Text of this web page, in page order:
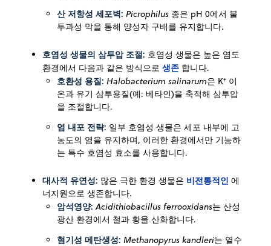
산 저항성 세포벽: Picrophilus 종은 pH 0에서 불
투과성 막을 통해 양성자 구배를 유지합니다.
호염성 생물의 삼투압 조절: 호염성 생물은 높은 염도
환경에서 다음과 같은 방식으로 생존 합니다.
호환성 용질: Halobacterium salinarum은 K⁺ 이
온과 유기 삼투용질(예: 베타인)을 축적해 삼투압
을 조절합니다.
염 내포 전략: 일부 호염성 생물은 세포 내부에 고
농도의 염을 유지하며, 이러한 환경에서만 기능하
는 특수 호염성 효소를 사용합니다.
대사적 유연성: 많은 극한 환경 생물은 비전통적인 에
너지원으로 생존합니다.
암석영양: Acidithiobacillus ferrooxidans는 산성
광산 환경에서 철과 황을 산화합니다.
혐기성 메탄생성: Methanopyrus kandleri는 열수